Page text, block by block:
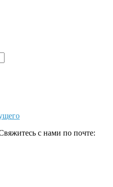
с нами по почте: